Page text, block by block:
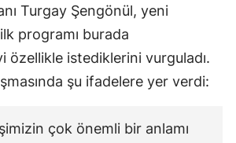
Turgay Şengönül, yeni
programı burada
özellikle istediklerini vurguladı.
şu ifadelere yer verdi:
çok önemli bir anlamı